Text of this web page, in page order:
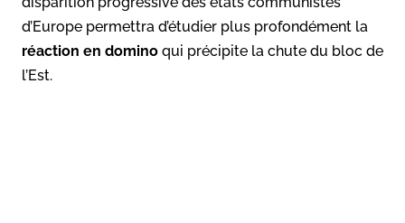
d’Europe permettra d’étudier plus profondément la
réaction en domino qui précipite la chute du bloc de
l’Est.